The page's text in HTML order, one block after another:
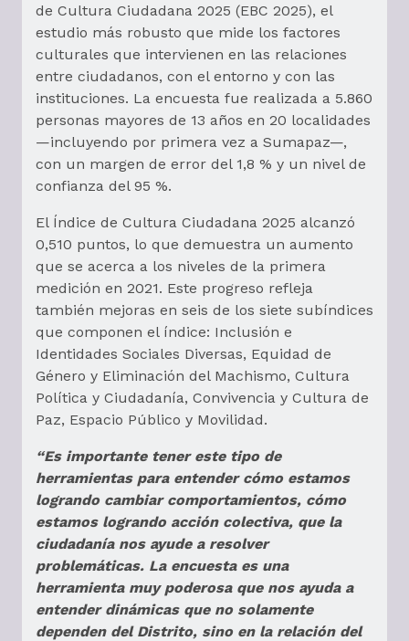
de Cultura Ciudadana 2025 (EBC 2025), el
estudio más robusto que mide los factores
culturales que intervienen en las relaciones
entre ciudadanos, con el entorno y con las
instituciones. La encuesta fue realizada a 5.860
personas mayores de 13 años en 20 localidades
—incluyendo por primera vez a Sumapaz—,
con un margen de error del 1,8 % y un nivel de
confianza del 95 %.
El Índice de Cultura Ciudadana 2025 alcanzó
0,510 puntos, lo que demuestra un aumento
que se acerca a los niveles de la primera
medición en 2021. Este progreso refleja
también mejoras en seis de los siete subíndices
que componen el índice: Inclusión e
Identidades Sociales Diversas, Equidad de
Género y Eliminación del Machismo, Cultura
Política y Ciudadanía, Convivencia y Cultura de
Paz, Espacio Público y Movilidad.
“Es importante tener este tipo de
herramientas para entender cómo estamos
logrando cambiar comportamientos, cómo
estamos logrando acción colectiva, que la
ciudadanía nos ayude a resolver
problemáticas. La encuesta es una
herramienta muy poderosa que nos ayuda a
entender dinámicas que no solamente
dependen del Distrito, sino en la relación del